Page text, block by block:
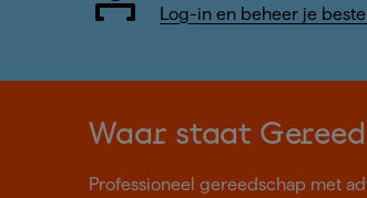
Log-in en beheer je
Waar staat
Professioneel gereedschap met